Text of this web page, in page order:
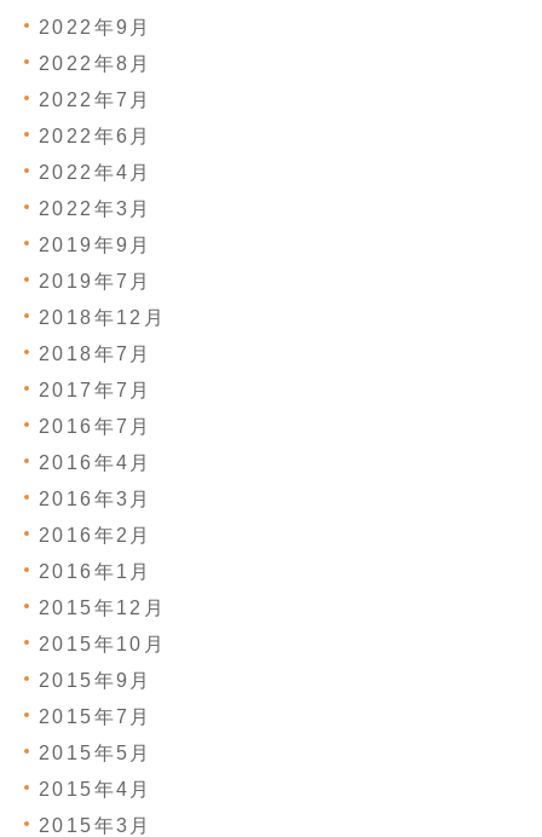
2022年9月
2022年8月
2022年7月
2022年6月
2022年4月
2022年3月
2019年9月
2019年7月
2018年12月
2018年7月
2017年7月
2016年7月
2016年4月
2016年3月
2016年2月
2016年1月
2015年12月
2015年10月
2015年9月
2015年7月
2015年5月
2015年4月
2015年3月